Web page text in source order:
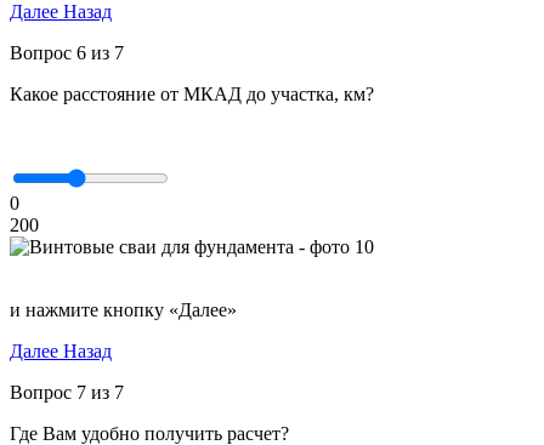
Далее Назад
Вопрос 6 из 7
Какое расстояние от МКАД до участка, км?
0
200
и нажмите кнопку «Далее»
Далее Назад
Вопрос 7 из 7
Где Вам удобно получить расчет?